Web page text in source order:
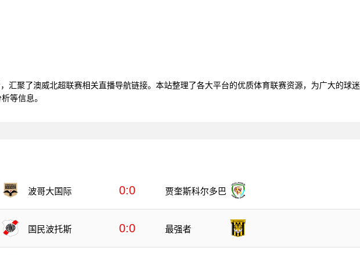
汇聚了澳威北超联赛相关直播导航链接。本站整理了各大平台的优质体育联赛资源，为广大的球
等信息。
波哥大国际 0:0 贾奎斯科尔多巴
国民波托斯 0:0 最强者